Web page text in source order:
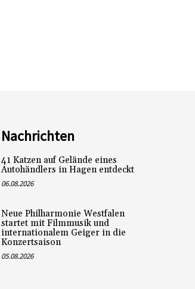
Nachrichten
41 Katzen auf Gelände eines
Autohändlers in Hagen entdeckt
06.08.2026
Neue Philharmonie Westfalen
startet mit Filmmusik und
internationalem Geiger in die
Konzertsaison
05.08.2026